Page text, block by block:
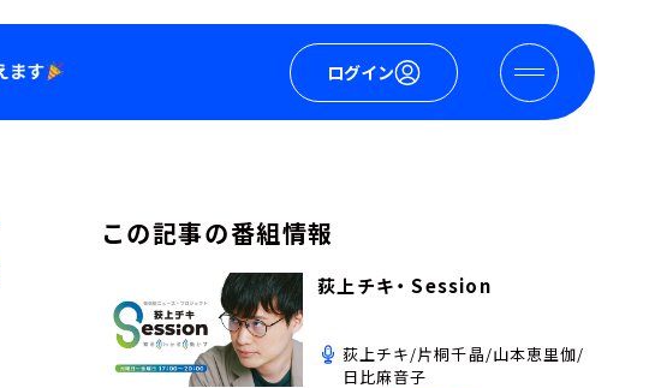
ログイン
この記事の番組情報
荻上チキ・ Session
荻上チキ/片桐千晶/山本恵里伽/
日比麻音子